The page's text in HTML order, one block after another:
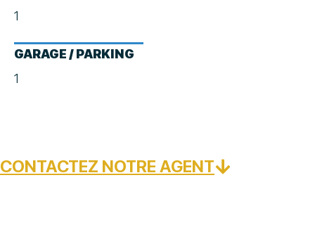
1
GARAGE / PARKING
1
CONTACTEZ NOTRE AGENT